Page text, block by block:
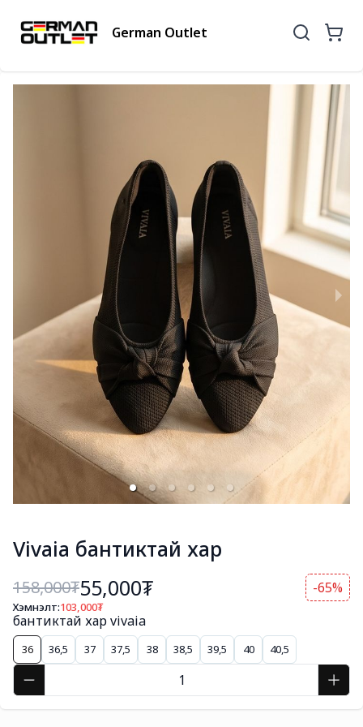
German Outlet
Vivaia бантиктай хар
158,000₮55,000₮ -65%
Хэмнэлт:103,000₮
бантиктай хар vivaia
36 36,5 37 37,5 38 38,5 39,5 40 40,5